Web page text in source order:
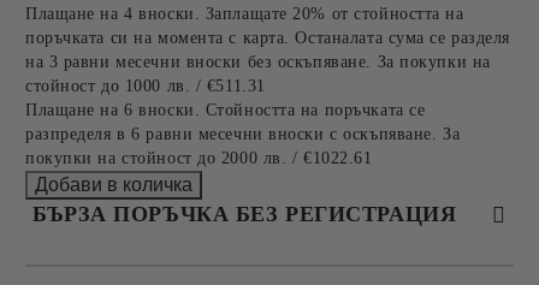
Плащане на 4 вноски. Заплащате 20% от стойността на
поръчката си на момента с карта. Останалата сума се разделя
на 3 равни месечни вноски без оскъпяване. За покупки на
стойност до 1000 лв. / €511.31
Плащане на 6 вноски. Стойността на поръчката се
разпределя в 6 равни месечни вноски с оскъпяване. За
покупки на стойност до 2000 лв. / €1022.61
БЪРЗА ПОРЪЧКА БЕЗ РЕГИСТРАЦИЯ